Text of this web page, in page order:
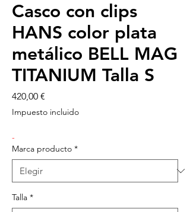
Casco con clips
HANS color plata
metálico BELL MAG
TITANIUM Talla S
420,00 €
Impuesto incluido
-
Marca producto *
Talla *